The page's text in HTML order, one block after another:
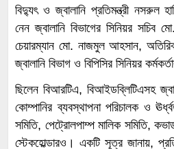
বিদ্যুৎ ও জ্বালানি প্রতিমন্ত্রী নসরুল
নেন জ্বালানি বিভাগের সিনিয়র সচিব
চেয়ারম্যান মো. নাজমুল আহসান,
জ্বালানি বিভাগ ও বিপিসির সিনিয়র
ছিলেন বিআরটিএ, বিআইডব্লিটিএসহ
কোম্পানির ব্যবস্থাপনা পরিচালক ও
সমিতি, পেট্রোলপাম্প মালিক সমিতি,
স্টেকহোল্ডারও। একটি সূত্র জানায়,